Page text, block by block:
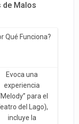
de Malos
Qué Funciona?
Evoca una
experiencia
para el
del Lago),
incluye la